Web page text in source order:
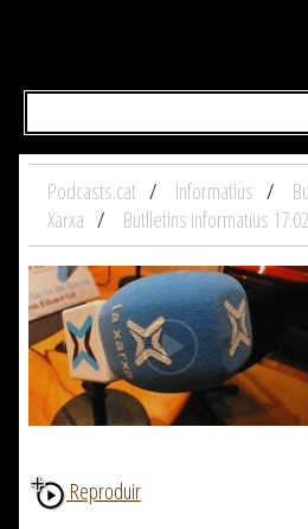
Podcasts.cat Informatius
Xarxa
Butlletins informatius
Reproduir